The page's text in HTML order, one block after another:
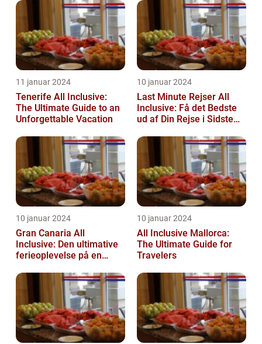
11 januar 2024
Tenerife All Inclusive:
The Ultimate Guide to an
Unforgettable Vacation
10 januar 2024
Last Minute Rejser All
Inclusive: Få det Bedste
ud af Din Rejse i Sidste
10 januar 2024
Gran Canaria All
Inclusive: Den ultimative
ferieoplevelse på en
10 januar 2024
All Inclusive Mallorca:
The Ultimate Guide for
Travelers